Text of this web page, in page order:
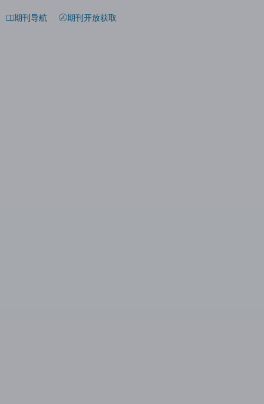
期刊导航 期刊开放获取